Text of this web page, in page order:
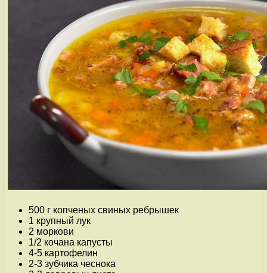
500 г копченых свиных ребрышек
1 крупный лук
2 моркови
1/2 кочана капусты
4-5 картофелин
2-3 зубчика чеснока